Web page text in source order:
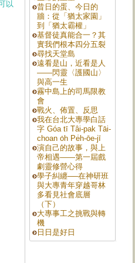
以
昔日的蛋、今日的
牆：從「猶太家園」
到「猶太霸權」
基督徒真能合一？其
實我們根本四分五裂
尋找天堂島
遠看是山，近看是人
——閃靈〈護國山〉
與高一生
霧中島上的司馬限教
會
戰火、佈置、反思
我在台北大專學白話
字 Góa tī Tâi-pak Tāi-
choan o̍h Pe̍h-ōe-jī
演自己的故事，與上
帝相遇——第一屆戲
劇靈修營心得
學子糾纏──在神研班
與大專青年穿越哥林
多看見社會底層
（下）
大專事工之挑戰與轉
機
日日是好日